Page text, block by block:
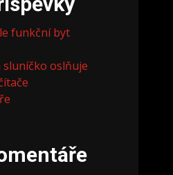
funkční byt
sluníčko oslňuje